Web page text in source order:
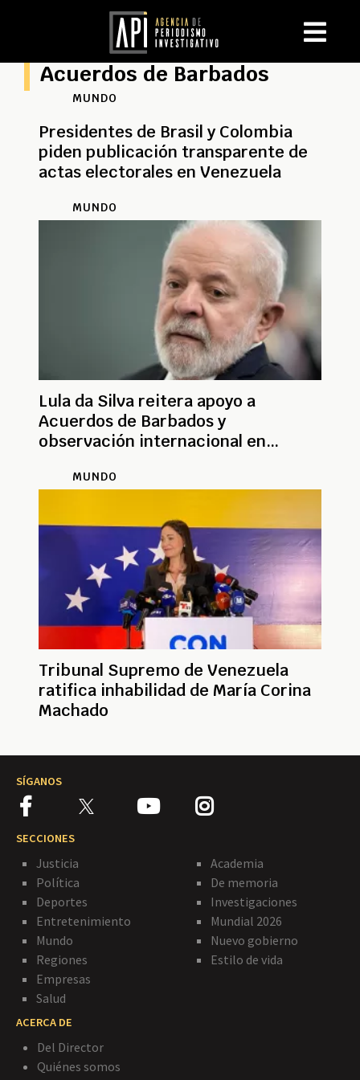
Acuerdos de Barbados
MUNDO
Presidentes de Brasil y Colombia
piden publicación transparente de
actas electorales en Venezuela
MUNDO
Lula da Silva reitera apoyo a
Acuerdos de Barbados y
observación internacional en
MUNDO
Tribunal Supremo de Venezuela
ratifica inhabilidad de María Corina
Machado
SÍGANOS
SECCIONES
Justicia
Política
Deportes
Entretenimiento
Mundo
Regiones
Empresas
Salud
Academia
De memoria
Investigaciones
Mundial 2026
Nuevo gobierno
Estilo de vida
ACERCA DE
Del Director
Quiénes somos